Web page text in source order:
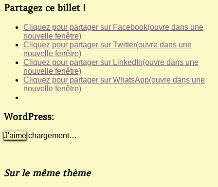
Partagez ce billet !
Cliquez pour partager sur Facebook(ouvre dans une
nouvelle fenêtre)
Cliquez pour partager sur Twitter(ouvre dans une
nouvelle fenêtre)
Cliquez pour partager sur LinkedIn(ouvre dans une
nouvelle fenêtre)
Cliquez pour partager sur WhatsApp(ouvre dans une
nouvelle fenêtre)
WordPress:
J'aime chargement…
Sur le même thème